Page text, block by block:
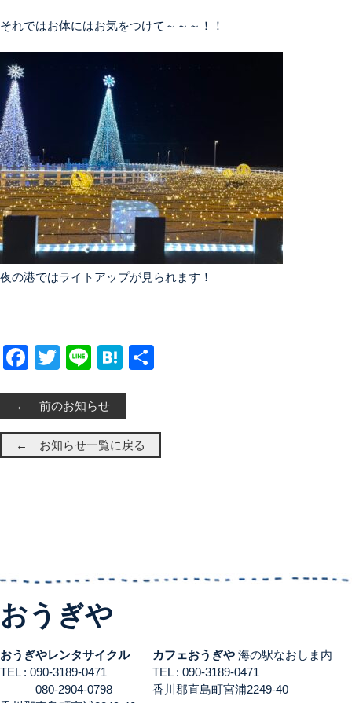
それではお体にはお気をつけて～～～！！
夜の港ではライトアップが見られます！
Facebook
Twitter Line Hatena
← 前のお知らせ
← お知らせ一覧に戻る
おうぎや
おうぎやレンタサイクル
TEL : 090-3189-0471
080-2904-0798
カフェおうぎや 海の駅なおしま内
TEL : 090-3189-0471
香川郡直島町宮浦2249-40